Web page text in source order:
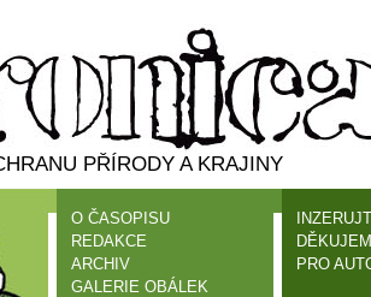
PŘÍRODY A KRAJINY
O ČASOPISU
REDAKCE
ARCHIV
GALERIE OBÁLEK
PRO